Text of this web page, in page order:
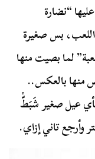
“نضارة
بس صغيرة
لما بصيت منها
منها بالعكس..
عيل صغير شَبَطّْ
وأرجع تاني إزاي.